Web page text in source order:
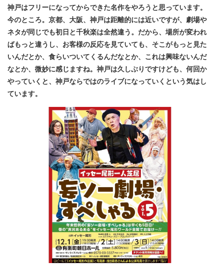
神戸はフリーになってからできた名作をやろうと思っています。
今のところ。京都、大阪、神戸は距離的には近いですが、劇場や
ネタが同じでも初日と千秋楽は全然違う。だから、場所が変われ
ばもっと違うし、お客様の反応を見ていても、そこがもっと見た
いんだとか、食らいついてくるんだなとか、これは興味ないんだ
なとか、微妙に感じますね。神戸は久しぶりですけども、何回か
やっていくと、神戸ならではのライブになっていくという気はし
ています。